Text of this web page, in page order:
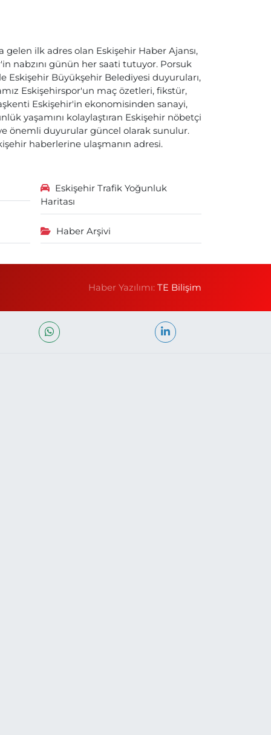
ilk adres olan Eskişehir Haber Ajansı,
nabzını günün her saati tutuyor. Porsuk
Eskişehir Büyükşehir Belediyesi duyuruları,
Eskişehirspor'un maç özetleri, fikstür,
Eskişehir'in ekonomisinden sanayi,
yaşamını kolaylaştıran Eskişehir nöbetçi
önemli duyurular güncel olarak sunulur.
haberlerine ulaşmanın adresi.
Eskişehir Trafik Yoğunluk
Haritası
Haber Arşivi
Haber Yazılımı:TE Bilişim